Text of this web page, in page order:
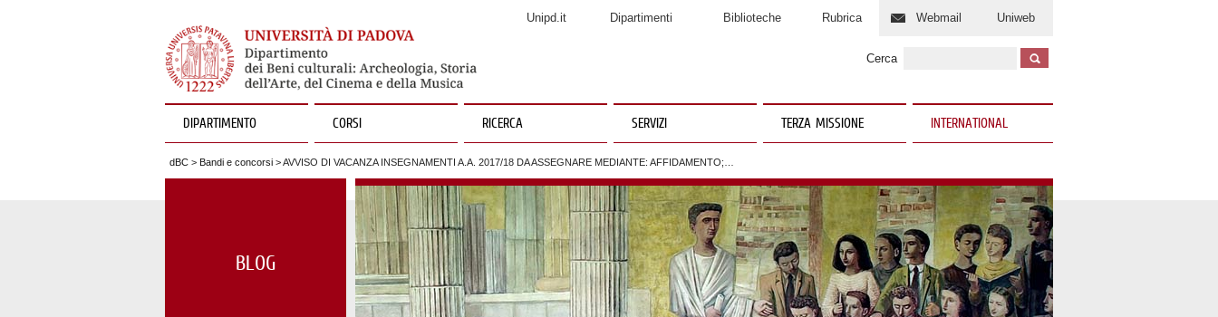
Unipd.it Dipartimenti Biblioteche Rubrica Webmail Uniweb
Cerca
DIPARTIMENTO CORSI RICERCA SERVIZI TERZA MISSIONE INTERNATIONAL
dBC > Bandi e concorsi > AVVISO DI VACANZA INSEGNAMENTI A.A. 2017/18 DA ASSEGNARE MEDIANTE: AFFIDAMENTO;…
BLOG